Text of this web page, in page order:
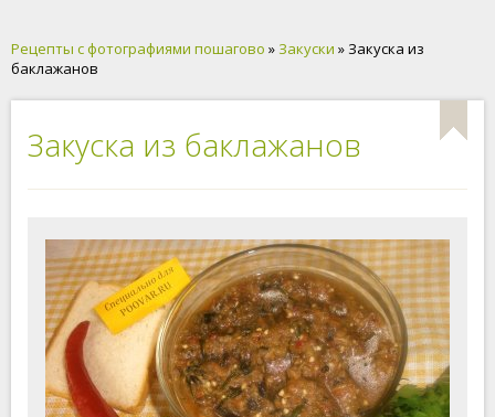
Рецепты с фотографиями пошагово » Закуски » Закуска из
баклажанов
Закуска из баклажанов